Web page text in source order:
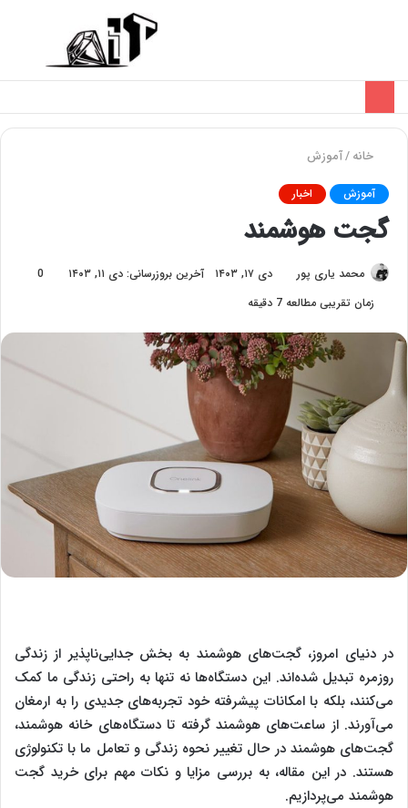
خانه/آموزش
آموزش اخبار
گجت هوشمند
محمد یاری پور دی ۱۷, ۱۴۰۳ آخرین بروزرسانی: دی ۱۱, ۱۴۰۳
0
زمان تقریبی مطالعه 7 دقیقه
در دنیای امروز، گجت‌های هوشمند به بخش جدایی‌ناپذیر از زندگی
روزمره تبدیل شده‌اند. این دستگاه‌ها نه تنها به راحتی زندگی ما کمک
می‌کنند، بلکه با امکانات پیشرفته خود تجربه‌های جدیدی را به ارمغان
می‌آورند. از ساعت‌های هوشمند گرفته تا دستگاه‌های خانه هوشمند،
گجت‌های هوشمند در حال تغییر نحوه زندگی و تعامل ما با تکنولوژی
هستند. در این مقاله، به بررسی مزایا و نکات مهم برای خرید گجت
هوشمند می‌پردازیم.